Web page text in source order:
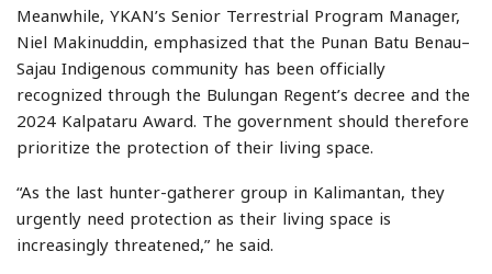
Meanwhile, YKAN’s Senior Terrestrial Program Manager,
Niel Makinuddin, emphasized that the Punan Batu Benau–
Sajau Indigenous community has been officially
recognized through the Bulungan Regent’s decree and the
2024 Kalpataru Award. The government should therefore
prioritize the protection of their living space.
“As the last hunter-gatherer group in Kalimantan, they
urgently need protection as their living space is
increasingly threatened,” he said.